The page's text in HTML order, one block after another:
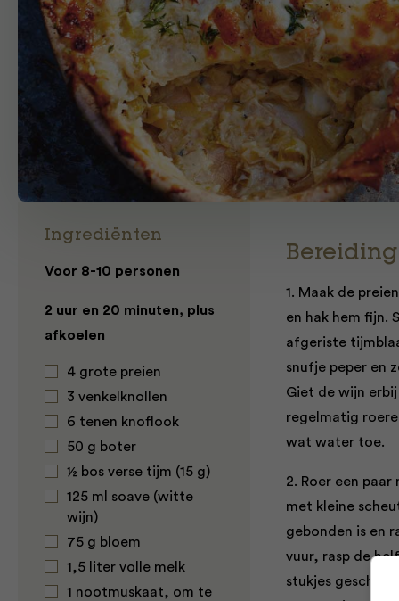
Ingrediënten
Voor 8-10 personen
2 uur en 20 minuten, plus
afkoelen
4 grote preien
3 venkelknollen
6 tenen knoflook
50 g boter
½ bos verse tijm (15 g)
125 ml soave (witte
wijn)
75 g bloem
1,5 liter volle melk
1 nootmuskaat, om te
Bereiding
1. Maak de
en hak hem fijn.
afgeriste
snufje peper en
Giet de wijn
regelmatig
wat water toe.
2. Roer een
met kleine
gebonden is en
vuur, rasp de
stukjes